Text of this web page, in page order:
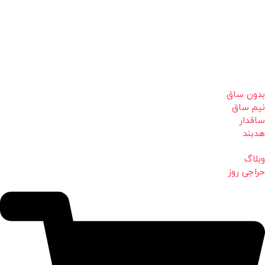
بدون ساق
نیم ساق
ساقدار
هدبند
وبلاگ
حراجی روز